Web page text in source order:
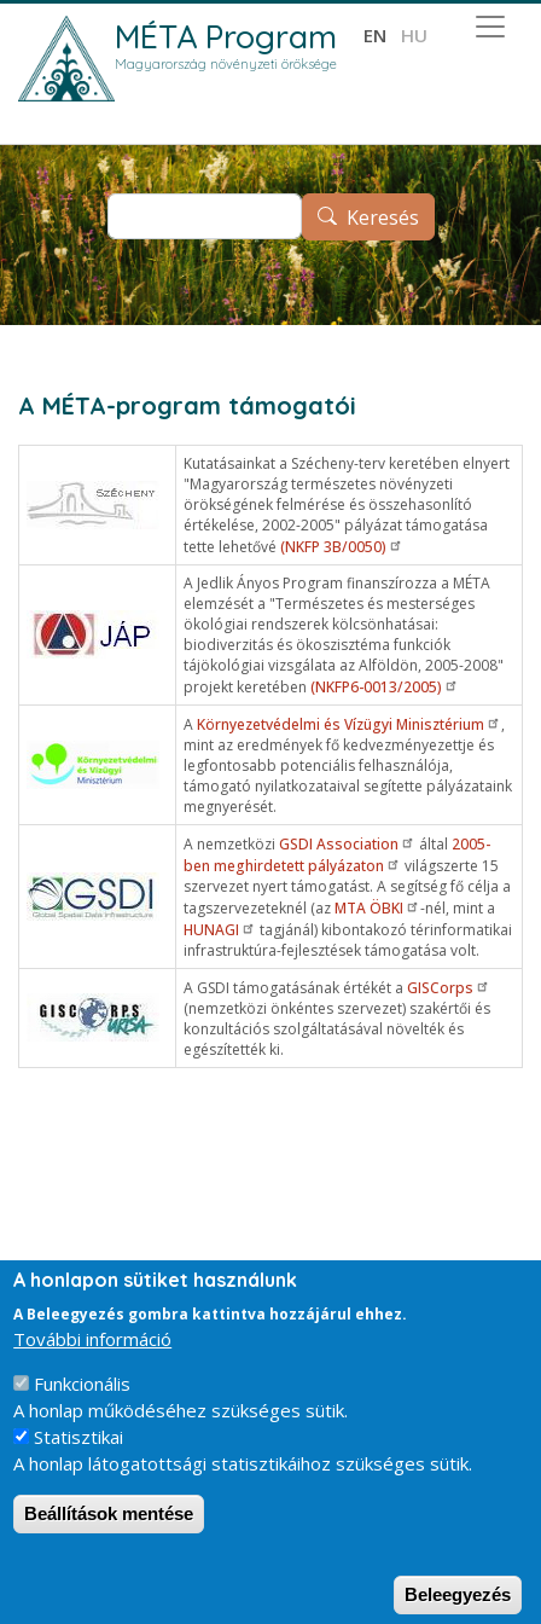
Ugrás a tartalomra
Keresés
MÉTA Program
Magyarország növényzeti öröksége
EN HU
A MÉTA-program támogatói
Kutatásainkat a Szécheny-terv keretében elnyert
"Magyarország természetes növényzeti
örökségének felmérése és összehasonlító
értékelése, 2002-2005" pályázat támogatása
tette lehetővé (NKFP 3B/0050)
A Jedlik Ányos Program finanszírozza a MÉTA
elemzését a "Természetes és mesterséges
ökológiai rendszerek kölcsönhatásai:
biodiverzitás és ökoszisztéma funkciók
tájökológiai vizsgálata az Alföldön, 2005-2008"
projekt keretében (NKFP6-0013/2005)
AKörnyezetvédelmi és Vízügyi Minisztérium
,
mint az eredmények fő kedvezményezettje és
legfontosabb potenciális felhasználója,
támogató nyilatkozataival segítette pályázataink
megnyerését.
A nemzetközi GSDI Association által 2005-
ben meghirdetett pályázaton
világszerte 15
szervezet nyert támogatást. A segítség fő célja a
tagszervezeteknél (azMTA ÖBKI
-nél, mint a
HUNAGI
tagjánál) kibontakozó térinformatikai
infrastruktúra-fejlesztések támogatása volt.
A GSDI támogatásának értékét a GISCorps
(nemzetközi önkéntes szervezet) szakértői és
konzultációs szolgáltatásával növelték és
egészítették ki.
A honlapon sütiket használunk
A Beleegyezés gombra kattintva hozzájárul ehhez.
További információ
Funkcionális
A honlap működéséhez szükséges sütik.
Statisztikai
A honlap látogatottsági statisztikáihoz szükséges sütik.
Beállítások mentése
Beleegyezés